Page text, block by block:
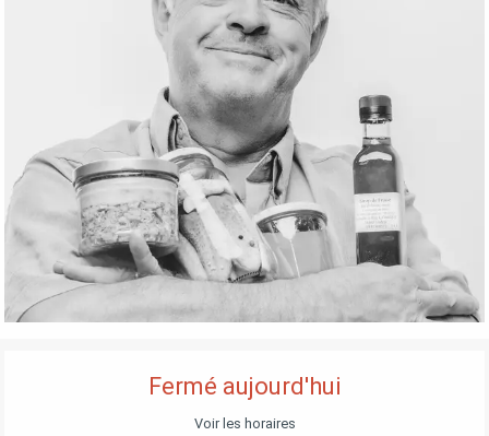
OUVERTURE ET COORDONNÉES
Fermé aujourd'hui
Voir les horaires